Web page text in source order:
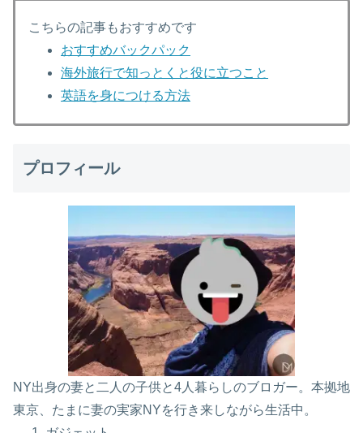
こちらの記事もおすすめです
おすすめバックパック
海外旅行で知っとくと役に立つこと
英語を身につける方法
プロフィール
NY出身の妻と二人の子供と4人暮らしのブロガー。本拠地
東京、たまに妻の実家NYを行き来しながら生活中。